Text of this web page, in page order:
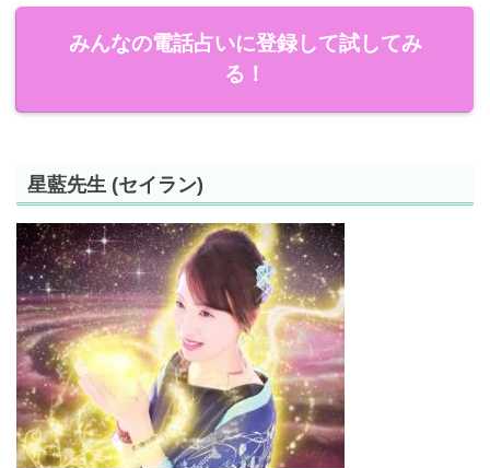
みんなの電話占いに登録して試してみ
る！
星藍先生 (セイラン)